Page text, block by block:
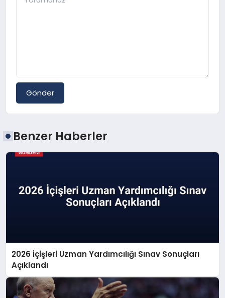
Gönder
Benzer Haberler
2026 İçişleri Uzman Yardımcılığı Sınav Sonuçları
Açıklandı